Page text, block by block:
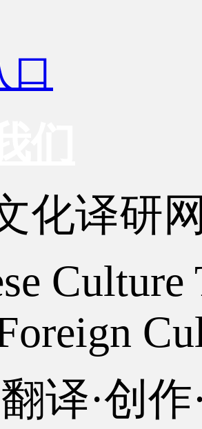
口
化译研
译·创